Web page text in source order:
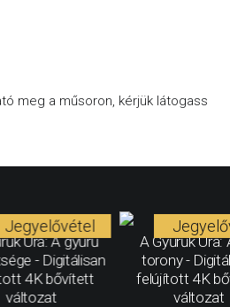
meg a műsoron, kérjük látogass
Ura: A gyűrű
- Digitálisan
4K bővített
változat
Jegyelővétel
A Gyűrűk Ura:
torony -
felújított 4K
változat